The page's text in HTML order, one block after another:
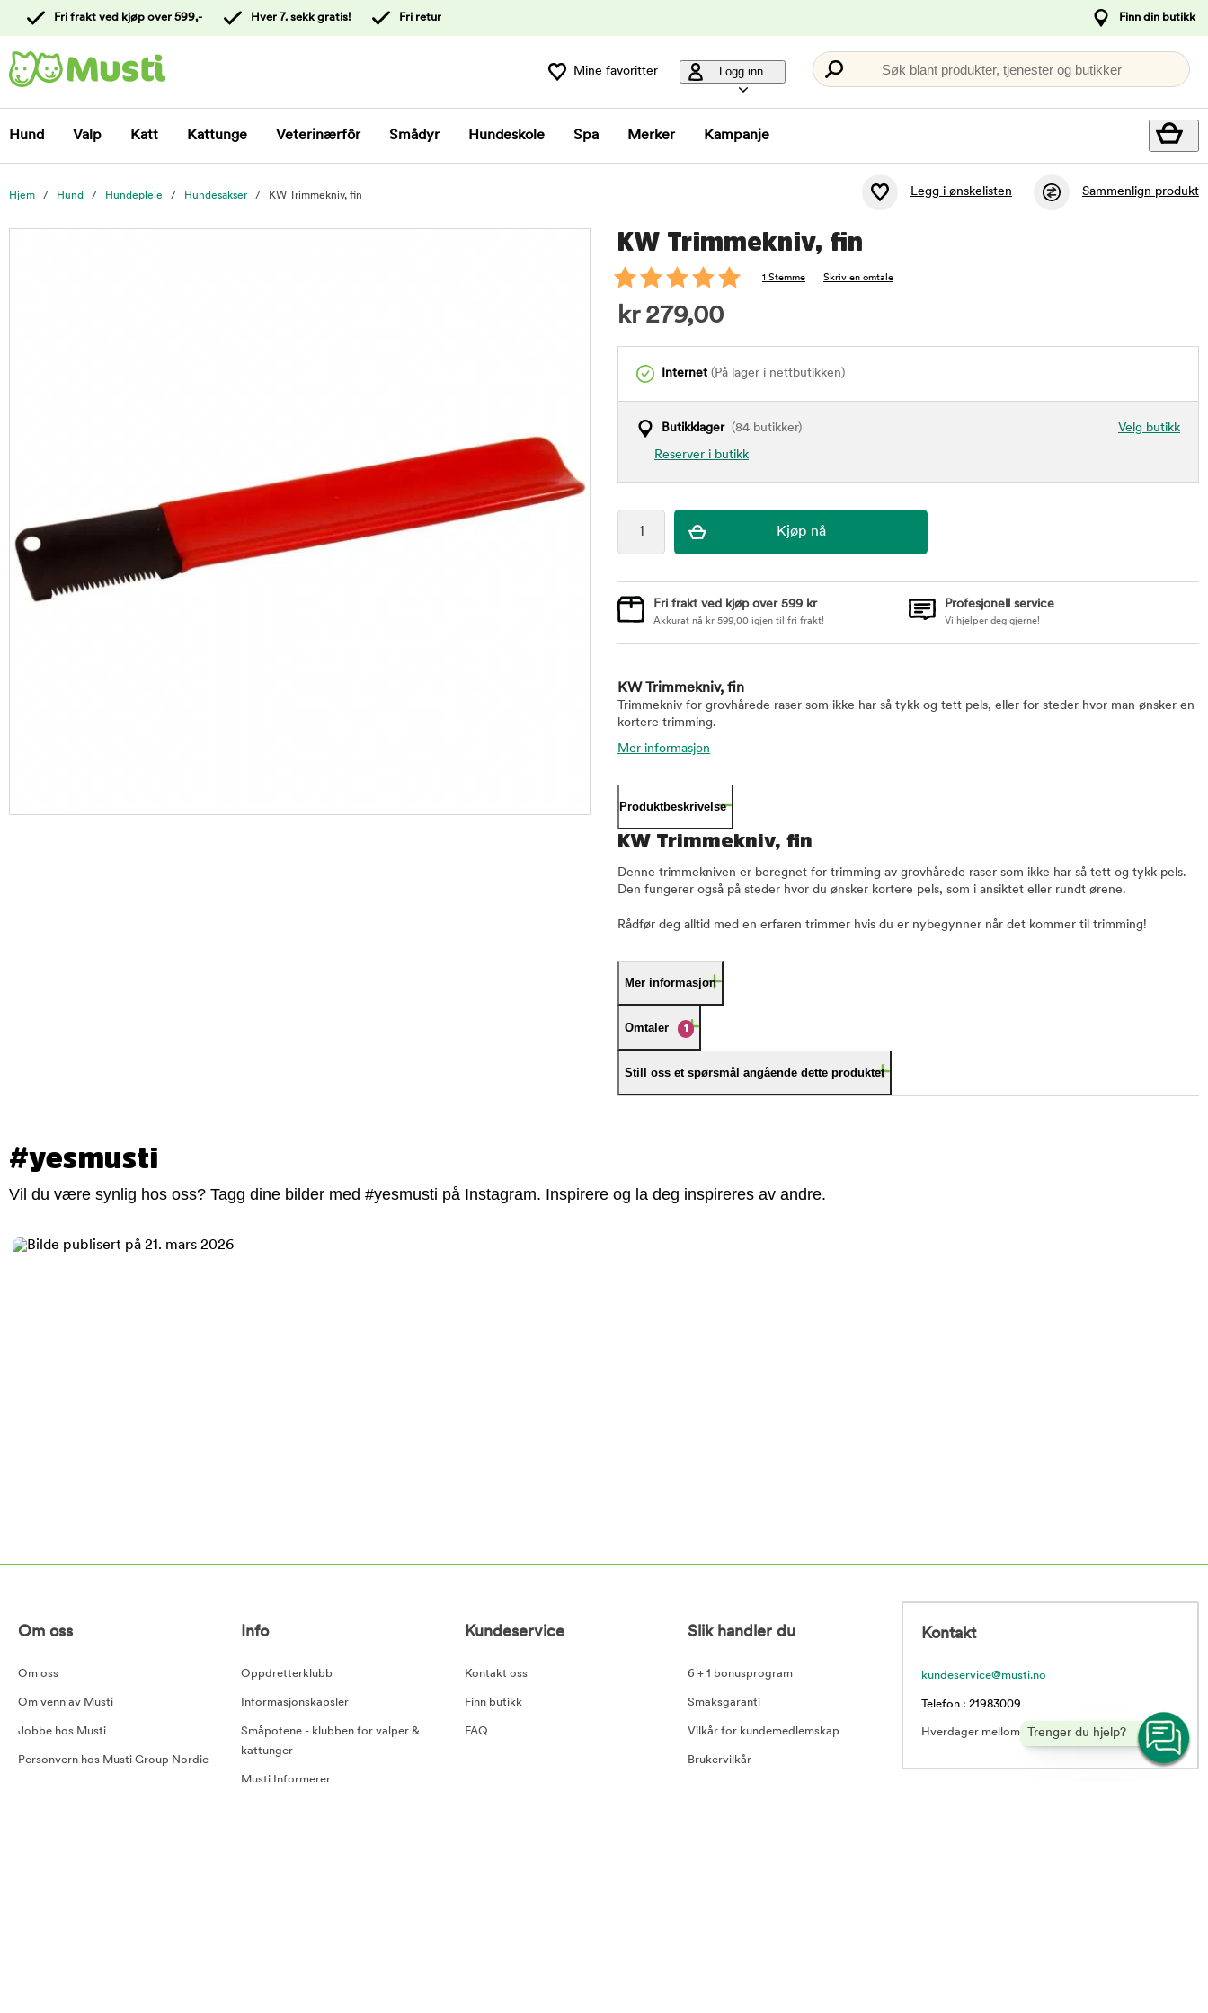
kundeservice
Fri frakt ved kjøp over 599,- Hver 7. sekk gratis! Fri retur Finn din butikk
Mine favoritter Logg inn Søk blant produkter, tjenester og butikker
Hund Valp Katt Kattunge Veterinærfôr Smådyr Hundeskole Spa Merker Kampanje
Hjem Hund Hundepleie Hundesakser KW Trimmekniv, fin Legg i ønskelisten Sammenlign produkt
KW Trimmekniv, fin
1 Stemme Skriv en omtale
kr 279,00
Internet (På lager i nettbutikken)
Velg butikk
Butikklager(84 butikker)
Reserver i butikk
Fri frakt ved kjøp over 599 kr
Akkurat nå kr 599,00 igjen til fri frakt!
Profesjonell service
Vi hjelper deg gjerne!
KW Trimmekniv, fin
Trimmekniv for grovhårede raser som ikke har så tykk og tett pels, eller for steder hvor man ønsker en
kortere trimming.
Mer informasjon
Produktbeskrivelse
KW Trimmekniv, fin
Denne trimmekniven er beregnet for trimming av grovhårede raser som ikke har så tett og tykk pels.
Den fungerer også på steder hvor du ønsker kortere pels, som i ansiktet eller rundt ørene.
Rådfør deg alltid med en erfaren trimmer hvis du er nybegynner når det kommer til trimming!
Mer informasjon
Omtaler 1
Still oss et spørsmål angående dette produktet
#yesmusti
Vil du være synlig hos oss? Tagg dine bilder med #yesmusti på Instagram. Inspirere og la deg inspireres av andre.
Trenger du hjelp?
Om oss
Om oss
Om venn av Musti
Jobbe hos Musti
Personvern hos Musti Group Nordic
Info
Oppdretterklubb
Informasjonskapsler
Småpotene - klubben for valper &
kattunger
Musti Informerer
Kundeservice
Kontakt oss
Finn butikk
FAQ
Slik handler du
6 + 1 bonusprogram
Smaksgaranti
Vilkår for kundemedlemskap
Brukervilkår
Kontakt
kundeservice@musti.no
Telefon : 21983009
Hverdager mellom 10.00 – 16.00